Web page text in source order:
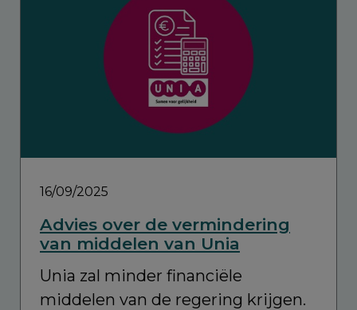
16/09/2025
Advies over de vermindering
van middelen van Unia
Unia zal minder financiële
middelen van de regering krijgen.